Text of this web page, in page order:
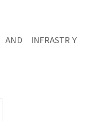
AND INFRASTRＹ